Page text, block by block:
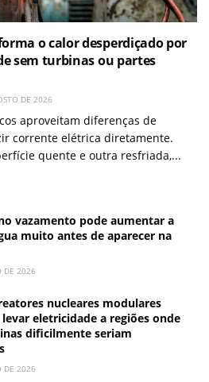
o calor desperdiçado por
sem turbinas ou partes
DE 2026
aproveitam diferenças de
corrente elétrica diretamente.
quente e outra resfriada,...
vazamento pode aumentar a
muito antes de aparecer na
DE 2026
nucleares modulares
eletricidade a regiões onde
dificilmente seriam
DE 2026